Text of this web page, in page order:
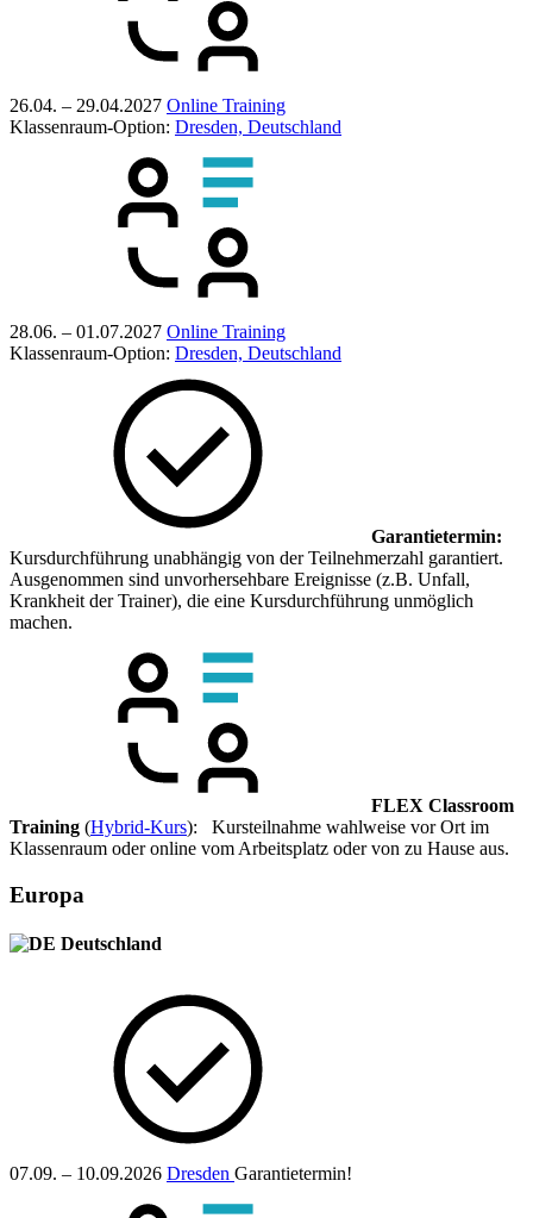
26.04. – 29.04.2027 Online Training
Klassenraum-Option: Dresden, Deutschland
28.06. – 01.07.2027 Online Training
Klassenraum-Option: Dresden, Deutschland
Garantietermin:
Kursdurchführung unabhängig von der Teilnehmerzahl garantiert.
Ausgenommen sind unvorhersehbare Ereignisse (z.B. Unfall,
Krankheit der Trainer), die eine Kursdurchführung unmöglich
machen.
FLEX Classroom
Training (Hybrid-Kurs): Kursteilnahme wahlweise vor Ort im
Klassenraum oder online vom Arbeitsplatz oder von zu Hause aus.
Europa
Deutschland
07.09. – 10.09.2026 Dresden Garantietermin!